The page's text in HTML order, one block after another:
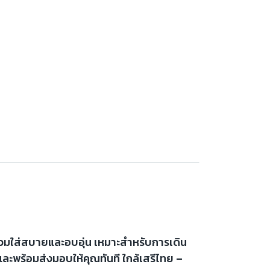
ส่สบายและอบอุ่น เหมาะสำหรับการเดิน
ละพร้อมส่งมอบให้คุณทันที ใกล้เสรีไทย –